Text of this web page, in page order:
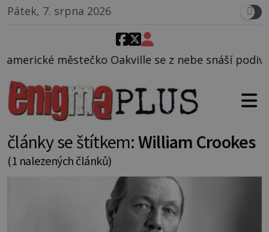
Pátek, 7. srpna 2026
Oakville se z nebe snáší podivná rosolovitá
články se štítkem:William Crookes
(1 nalezených článků)